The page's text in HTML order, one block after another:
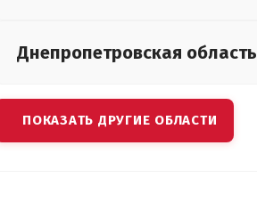
Днепропетровская область
ПОКАЗАТЬ ДРУГИЕ ОБЛАСТИ